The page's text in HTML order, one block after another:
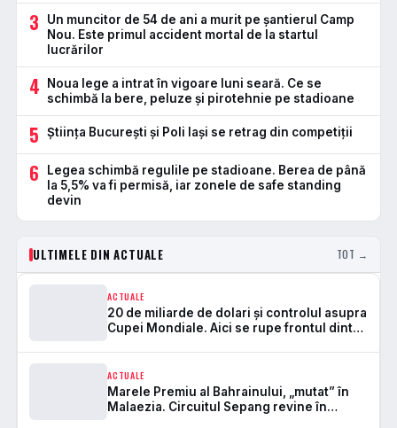
3
Un muncitor de 54 de ani a murit pe șantierul Camp
Nou. Este primul accident mortal de la startul
lucrărilor
4
Noua lege a intrat în vigoare luni seară. Ce se
schimbă la bere, peluze și pirotehnie pe stadioane
5 Știința București și Poli Iași se retrag din competiții
6
Legea schimbă regulile pe stadioane. Berea de până
la 5,5% va fi permisă, iar zonele de safe standing
devin
ULTIMELE DIN ACTUALE TOT →
ACTUALE
20 de miliarde de dolari și controlul asupra
Cupei Mondiale. Aici se rupe frontul dintre
ACTUALE
Marele Premiu al Bahrainului, „mutat” în
Malaezia. Circuitul Sepang revine în